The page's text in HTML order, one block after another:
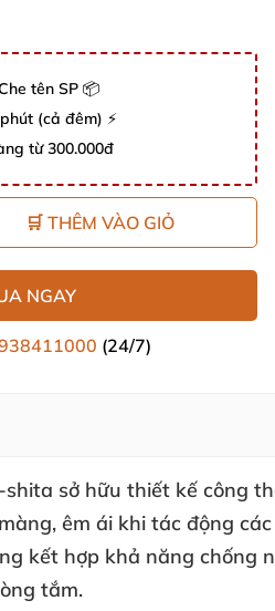
tên SP 📦
(cả đêm) ⚡
từ 300.000đ
🛒 THÊM VÀO GIỎ
NGAY
(24/7)
shita sở hữu thiết kế công
, êm ái khi tác động
kết hợp khả năng chống
tắm.